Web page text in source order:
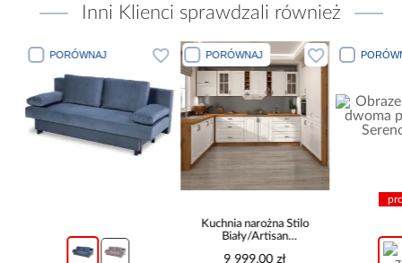
Inni Klienci sprawdzali również
PORÓWNAJ PORÓWNAJ
Kuchnia narożna Stilo
Biały/Artisan
9 999,00 zł